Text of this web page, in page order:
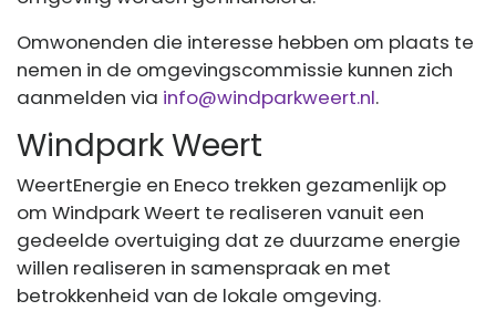
Omwonenden die interesse hebben om plaats te
nemen in de omgevingscommissie kunnen zich
aanmelden via info@windparkweert.nl.
Windpark Weert
WeertEnergie en Eneco trekken gezamenlijk op
om Windpark Weert te realiseren vanuit een
gedeelde overtuiging dat ze duurzame energie
willen realiseren in samenspraak en met
betrokkenheid van de lokale omgeving.